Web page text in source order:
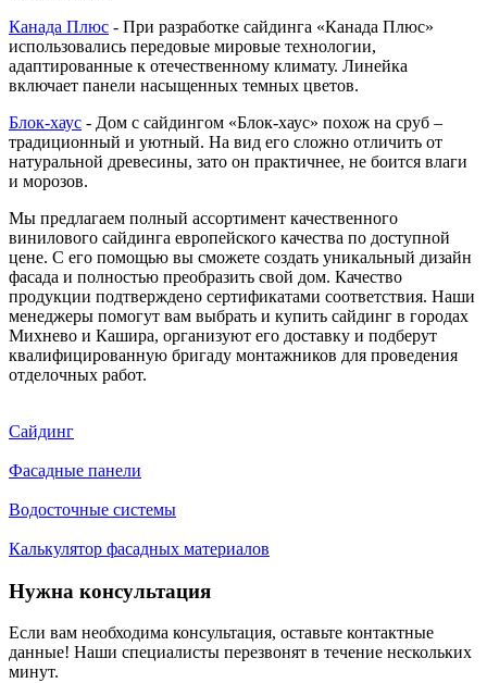
Канада Плюс - При разработке сайдинга «Канада Плюс»
использовались передовые мировые технологии,
адаптированные к отечественному климату. Линейка
включает панели насыщенных темных цветов.
Блок-хаус - Дом с сайдингом «Блок-хаус» похож на сруб –
традиционный и уютный. На вид его сложно отличить от
натуральной древесины, зато он практичнее, не боится влаги
и морозов.
Мы предлагаем полный ассортимент качественного
винилового сайдинга европейского качества по доступной
цене. С его помощью вы сможете создать уникальный дизайн
фасада и полностью преобразить свой дом. Качество
продукции подтверждено сертификатами соответствия. Наши
менеджеры помогут вам выбрать и купить сайдинг в городах
Михнево и Кашира, организуют его доставку и подберут
квалифицированную бригаду монтажников для проведения
отделочных работ.
Сайдинг
Фасадные панели
Водосточные системы
Калькулятор фасадных материалов
Нужна консультация
Если вам необходима консультация, оставьте контактные
данные! Наши специалисты перезвонят в течение нескольких
минут.